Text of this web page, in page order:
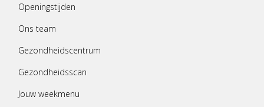
Openingstijden
Ons team
Gezondheidscentrum
Gezondheidsscan
Jouw weekmenu